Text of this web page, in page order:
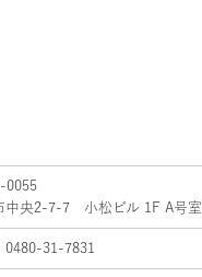
0055
中央2-7-7 小松ビル 1F A号室
0480-31-7831